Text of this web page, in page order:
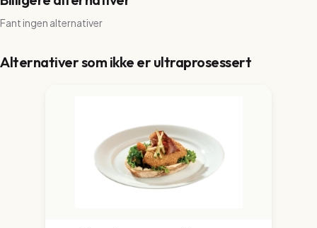
Fant ingen alternativer
Alternativer som ikke er ultraprosessert